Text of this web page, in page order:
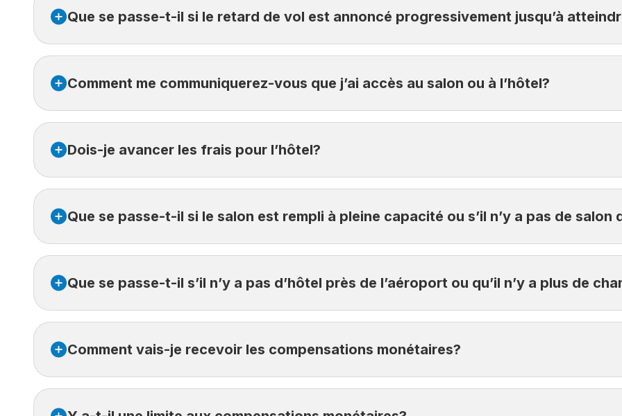
Que se passe-t-il si le retard de vol est annoncé progressivement jusqu’à
Dès que le retard atteint ou dépasse trois ou six heures, qu’il y ait une ou plusieurs annonces, vous avez
Comment me communiquerez-vous que j’ai accès au salon ou à l’hôtel?
salon d’aéroport et/ou votre réservation de chambre d’hôtel.
Dois-je avancer les frais pour l’hôtel?
qui vous sera envoyée par message texte et courriel à la réception de l’hôtel.
Que se passe-t-il si le salon est rempli à pleine capacité ou s’il n’y a pas de salon
sera versée en temps réel.
Que se passe-t-il s’il n’y a pas d’hôtel près de l’aéroport ou qu’il n’y a plus de
vous sera offerte.
Comment vais-je recevoir les compensations monétaires?